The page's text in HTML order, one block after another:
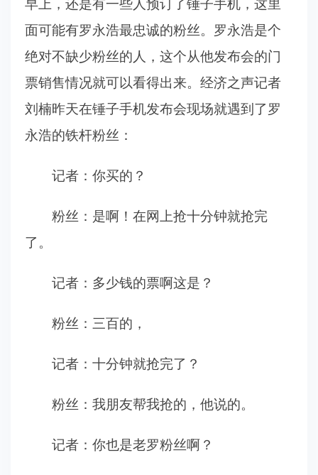
早上，还是有一些人预订了锤子手机，这里
面可能有罗永浩最忠诚的粉丝。罗永浩是个
绝对不缺少粉丝的人，这个从他发布会的门
票销售情况就可以看得出来。经济之声记者
刘楠昨天在锤子手机发布会现场就遇到了罗
永浩的铁杆粉丝：
记者：你买的？
粉丝：是啊！在网上抢十分钟就抢完
了。
记者：多少钱的票啊这是？
粉丝：三百的，
记者：十分钟就抢完了？
粉丝：我朋友帮我抢的，他说的。
记者：你也是老罗粉丝啊？